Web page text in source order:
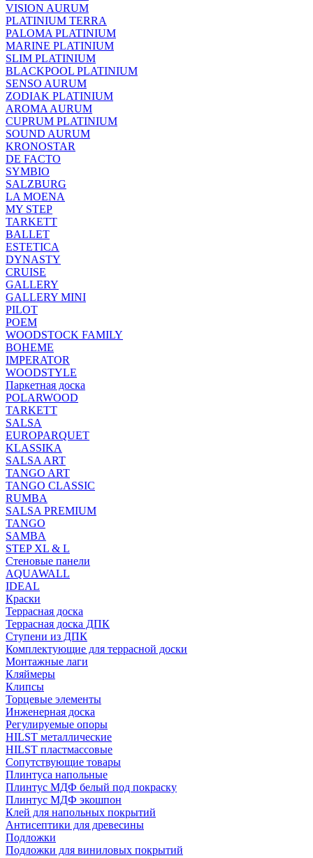
VISION AURUM
PLATINIUM TERRA
PALOMA PLATINIUM
MARINE PLATINIUM
SLIM PLATINIUM
BLACKPOOL PLATINIUM
SENSO AURUM
ZODIAK PLATINIUM
AROMA AURUM
CUPRUM PLATINIUM
SOUND AURUM
KRONOSTAR
DE FACTO
SYMBIO
SALZBURG
LA MOENA
MY STEP
TARKETT
BALLET
ESTETICA
DYNASTY
CRUISE
GALLERY
GALLERY MINI
PILOT
POEM
WOODSTOCK FAMILY
BOHEME
IMPERATOR
WOODSTYLE
Паркетная доска
POLARWOOD
TARKETT
SALSA
EUROPARQUET
KLASSIKA
SALSA ART
TANGO ART
TANGO CLASSIC
RUMBA
SALSA PREMIUM
TANGO
SAMBA
STEP XL & L
Стеновые панели
AQUAWALL
IDEAL
Краски
Террасная доска
Террасная доска ДПК
Ступени из ДПК
Комплектующие для террасной доски
Монтажные лаги
Кляймеры
Клипсы
Торцевые элементы
Инженерная доска
Регулируемые опоры
HILST металлические
HILST пластмассовые
Сопутствующие товары
Плинтуса напольные
Плинтус МДФ белый под покраску
Плинтус МДФ экошпон
Клей для напольных покрытий
Антисептики для древесины
Подложки
Подложки для виниловых покрытий